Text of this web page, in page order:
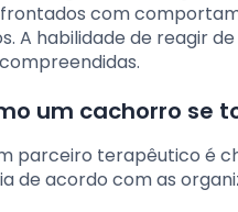
com
A habilidade de reagir
um cachorro se
parceiro terapêutico é
de acordo com as